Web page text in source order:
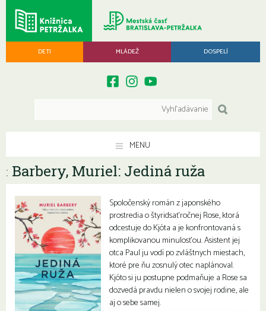
DETI MLÁDEŽ DOSPELÍ
MENU
: Barbery, Muriel: Jediná ruža
Spoločenský román z japonského
prostredia o štyridsaťročnej Rose, ktorá
odcestuje do Kjóta a je konfrontovaná s
komplikovanou minulosťou. Asistent jej
otca Paul ju vodí po zvláštnych miestach,
ktoré pre ňu zosnulý otec naplánoval.
Kjóto si ju postupne podmaňuje a Rose sa
dozvedá pravdu nielen o svojej rodine, ale
aj o sebe samej.